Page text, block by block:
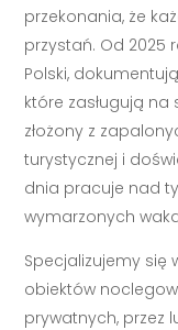
przekonania, że
przystań. Od 2025
Polski,
które zasługują na
złożony z
turystycznej i
dnia pracuje nad
wymarzonych
Specjalizujemy się
obiektów
prywatnych, przez